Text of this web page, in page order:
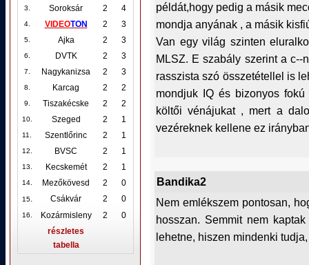
3. Soroksár 2 4
4. VIDEOTON 2 3
5. Ajka 2 3
6. DVTK 2 3
7. Nagykanizsa 2 3
8. Karcag 2 2
9. Tiszakécske 2 2
10. Szeged 2 1
11. Szentlőrinc 2 1
12. BVSC 2 1
13. Kecskemét 2 1
14. Mezőkövesd 2 0
15. Csákvár 2 0
16. Kozármisleny 2
0
részletes
tabella
példát,hogy pedig a másik
mondja anyának , a másik
Van egy világ szinten
MLSZ. E szabály szerint a c--
rasszista szó összetétellel is
mondjuk IQ és bizonyos
költői vénájukat , mert a
vezéreknek kellene ez
Bandika2
Nem emlékszem pontosan,
hosszan. Semmit nem
lehetne, hiszen mindenki